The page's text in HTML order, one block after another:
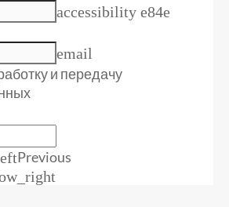
accessibility e84e
email
и передачу
Previous